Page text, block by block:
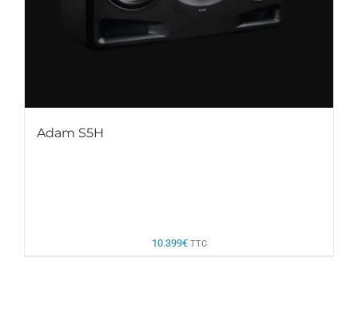
Adam S5H
10.399€ TTC